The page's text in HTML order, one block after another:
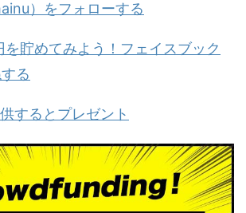
）をフォローする
を貯めてみよう！フェイスブック
る
するとプレゼント